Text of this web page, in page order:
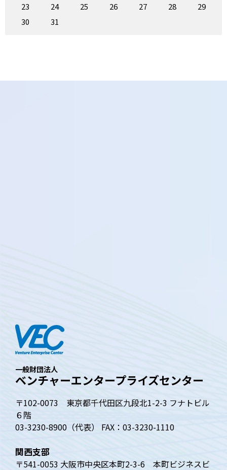
23
24 25 26 27 28
29
30
31
一般財団法人
ベンチャーエンタープライズセンター
〒102-0073 東京都千代田区九段北1-2-3 フナトビル
６階
03-3230-8900（代表） FAX：03-3230-1110
関西支部
〒541-0053 大阪市中央区本町2-3-6 本町ビジネスビ